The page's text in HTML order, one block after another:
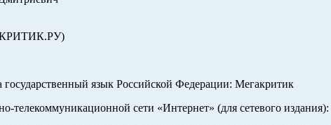
язык Российской Федерации: Мегакритик
телекоммуникационной сети «Интернет» (для сетевого издания):